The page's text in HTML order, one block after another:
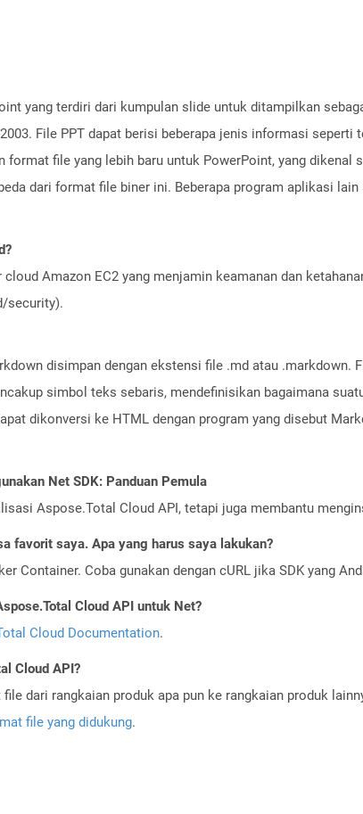
yang terdiri dari kumpulan slide untuk ditampilkan
File PPT dapat berisi beberapa jenis informasi seperti
file yang lebih baru untuk PowerPoint, yang dikenal
dari format file biner ini. Beberapa program aplikasi
Amazon EC2 yang menjamin keamanan dan
security).
disimpan dengan ekstensi file .md atau .markdown.
simbol teks sebaris, mendefinisikan bagaimana
dikonversi ke HTML dengan program yang disebut
Net SDK: Panduan Pemula
Aspose.Total Cloud API, tetapi juga membantu
favorit saya. Apa yang harus saya lakukan?
Container. Coba gunakan dengan cURL jika SDK yang
Cloud API untuk Net?
Cloud Documentation.
Cloud API?
dari rangkaian produk apa pun ke rangkaian produk
file yang didukung.